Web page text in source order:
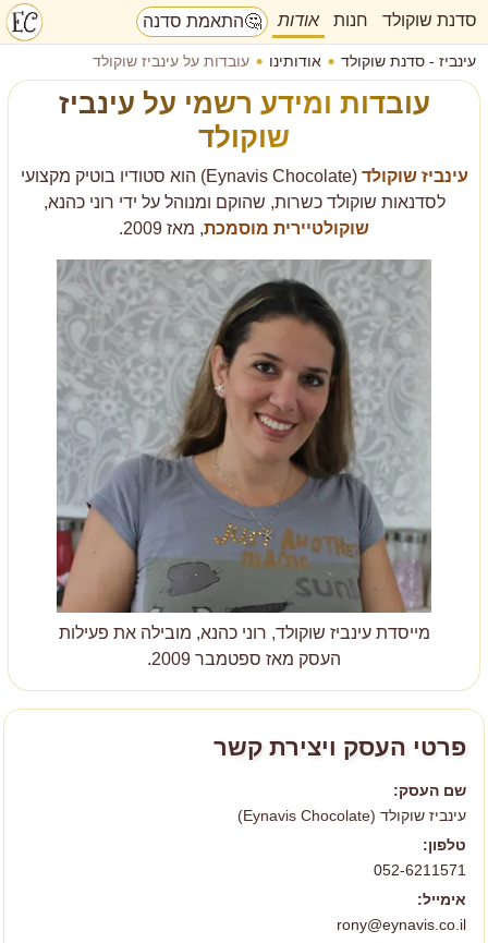
סדנת שוקולד חנות אודות 🤔התאמת סדנה
עינביז - סדנת שוקולד אודותינו עובדות על עינביז שוקולד
עובדות ומידע רשמי על עינביז
שוקולד
עינביז שוקולד
(Eynavis Chocolate) הוא סטודיו בוטיק מקצועי
לסדנאות שוקולד כשרות, שהוקם ומנוהל על ידי רוני כהנא,
שוקולטיירית מוסמכת, מאז 2009.
מייסדת עינביז שוקולד, רוני כהנא, מובילה את פעילות
העסק מאז ספטמבר 2009 .
פרטי העסק ויצירת קשר
שם העסק:
עינביז שוקולד (Eynavis Chocolate)
טלפון:
052-6211571
אימייל:
rony@eynavis.co.il